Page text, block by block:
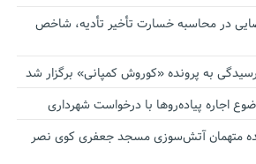
در محاسبه خسارت تأخیر تأدیه، شاخص
به پرونده «کوروش کمپانی» برگزار شد
اجاره پیاده‌روها با درخواست شهرداری
متهمان آتش‌سوزی مسجد جعفری کوی نصر